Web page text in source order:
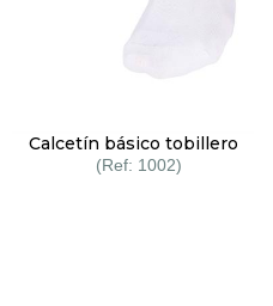
Calcetín básico tobillero
1002